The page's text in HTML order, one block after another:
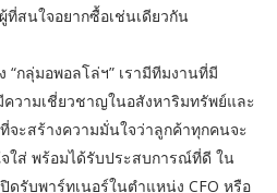
สนใจอยากซื้อเช่นเดียวกัน
กลุ่มอพอลโล่ฯ” เรามีทีมงานที่มี
วามเชี่ยวชาญในอสังหาริมทรัพย์และ
จะสร้างความมั่นใจว่าลูกค้าทุกคนจะ
ใส่ พร้อมได้รับประสบการณ์ที่ดี ใน
ดรับพาร์ทเนอร์ในตำแหน่ง CFO หรือ